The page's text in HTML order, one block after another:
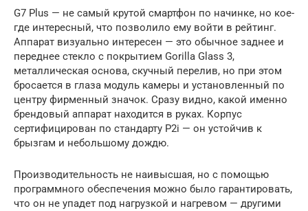
G7 Plus — не самый крутой смартфон по начинке, но кое-
где интересный, что позволило ему войти в рейтинг.
Аппарат визуально интересен — это обычное заднее и
переднее стекло с покрытием Gorilla Glass 3,
металлическая основа, скучный перелив, но при этом
бросается в глаза модуль камеры и установленный по
центру фирменный значок. Сразу видно, какой именно
брендовый аппарат находится в руках. Корпус
сертифицирован по стандарту P2i — он устойчив к
брызгам и небольшому дождю.
Производительность не наивысшая, но с помощью
программного обеспечения можно было гарантировать,
что он не упадет под нагрузкой и нагревом — другими